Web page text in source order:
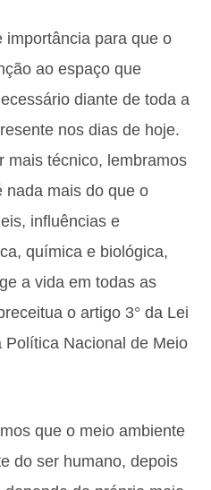
importância para que o
ao espaço que
diante de toda a
nos dias de hoje.
mais técnico, lembramos
nada mais do que o
influências e
química e biológica,
a vida em todas as
o artigo 3° da Lei
Política Nacional de Meio
que o meio ambiente
do ser humano, depois